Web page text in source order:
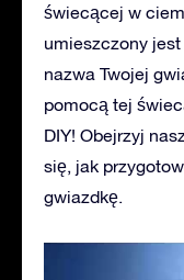
świecącej w
umieszczony
nazwa Twojej
pomocą tej
DIY! Obejrzyj
się, jak
gwiazdkę.